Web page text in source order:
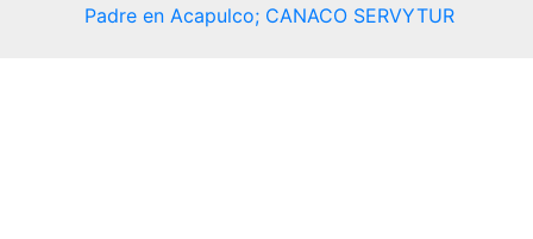
Padre en Acapulco; CANACO SERVYTUR